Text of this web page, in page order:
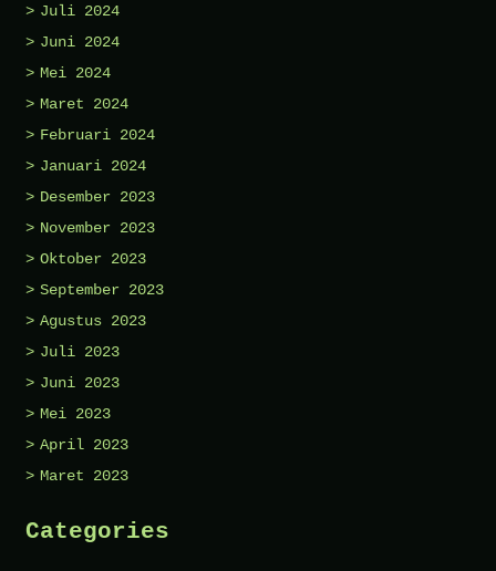
Juli 2024
Juni 2024
Mei 2024
Maret 2024
Februari 2024
Januari 2024
Desember 2023
November 2023
Oktober 2023
September 2023
Agustus 2023
Juli 2023
Juni 2023
Mei 2023
April 2023
Maret 2023
Categories